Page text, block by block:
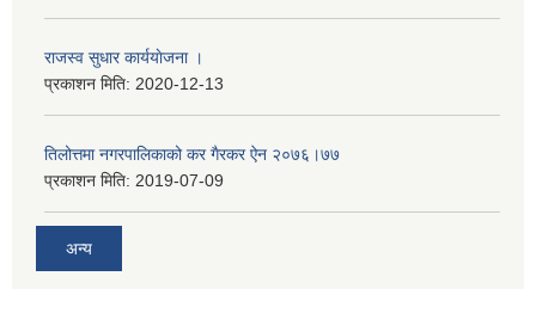
राजस्व सुधार कार्ययाेजना ।
प्रकाशन मिति: 2020-12-13
तिलोत्तमा नगरपालिकाको कर गैरकर ऐन २०७६।७७
प्रकाशन मिति: 2019-07-09
अन्य